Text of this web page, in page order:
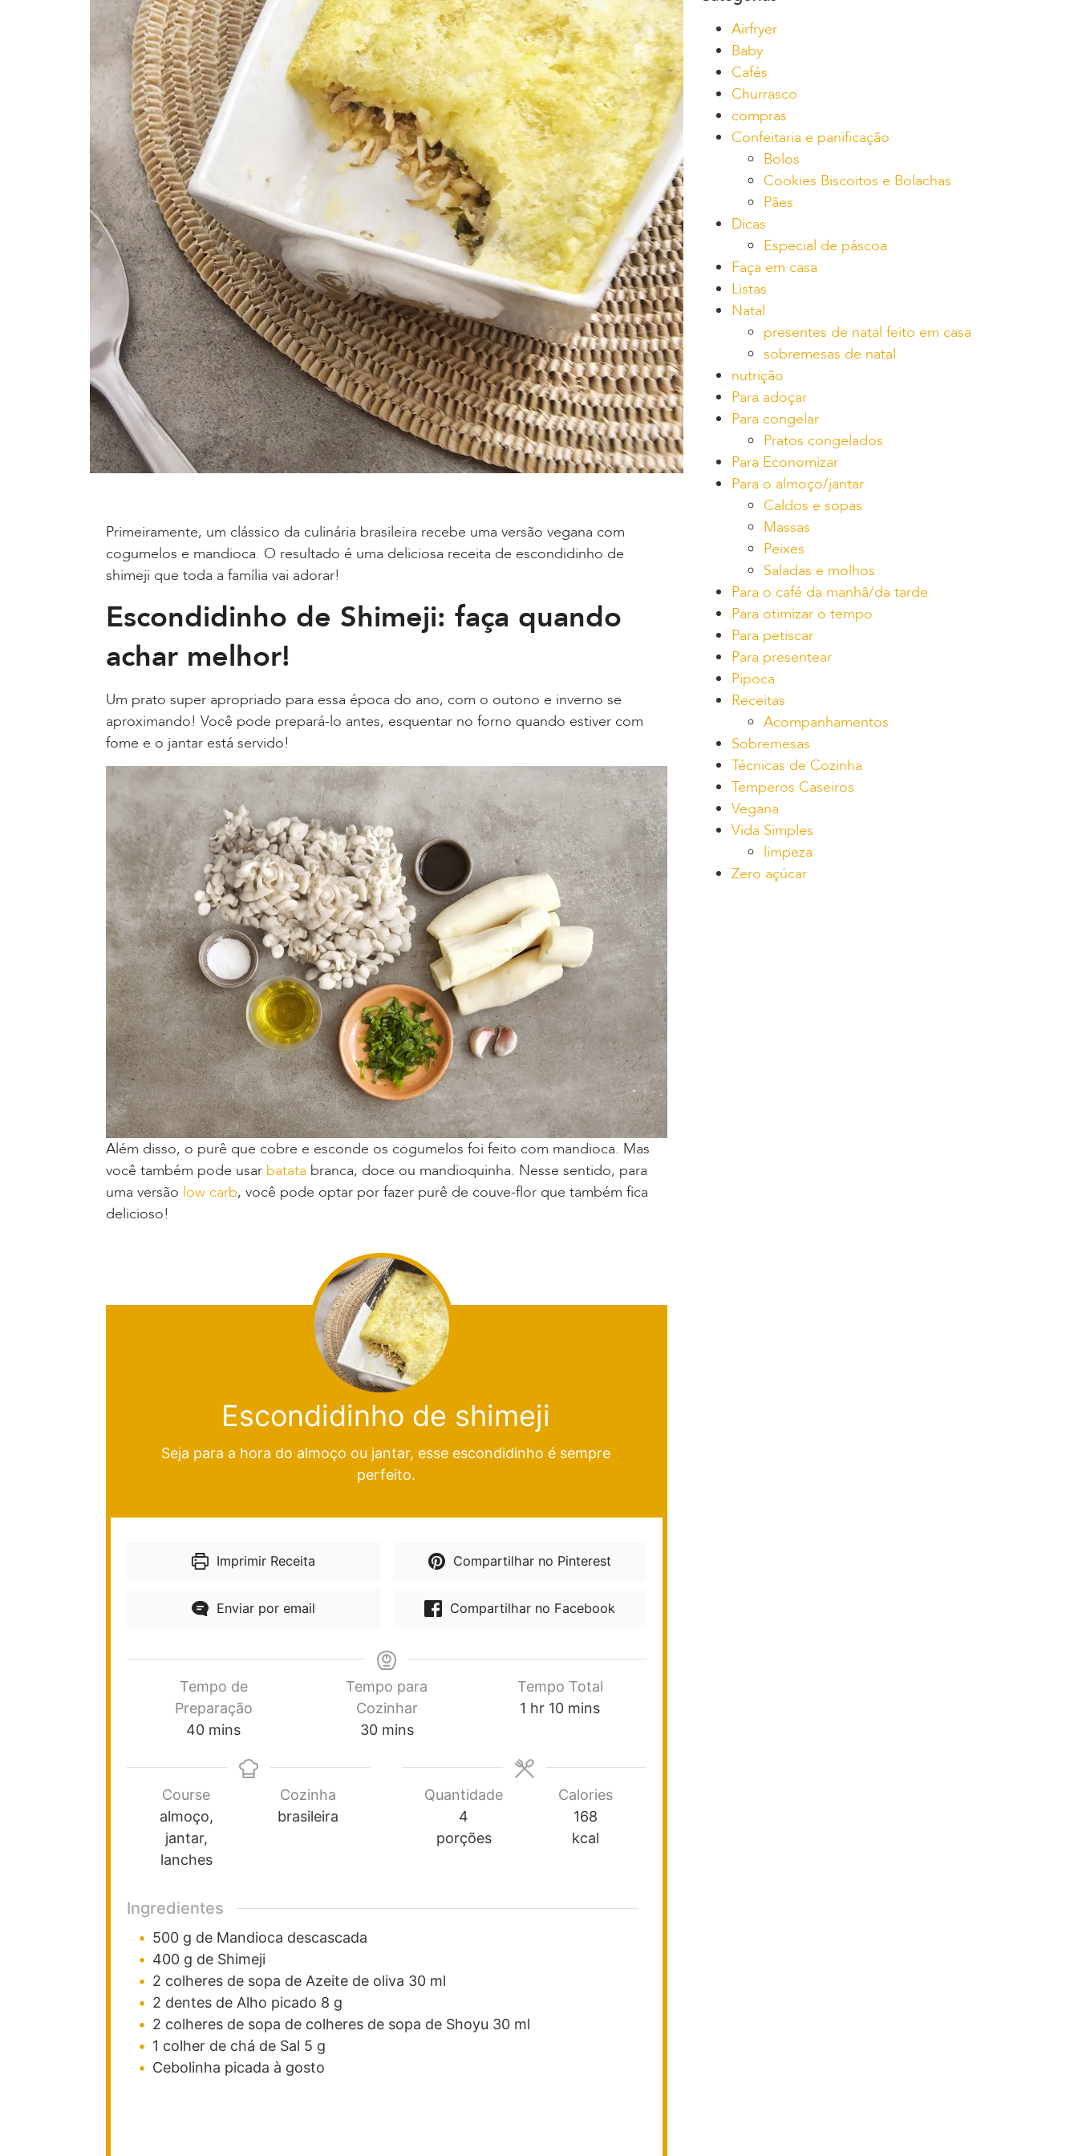
Primeiramente, um clássico da culinária brasileira recebe uma versão vegana com
cogumelos e mandioca. O resultado é uma deliciosa receita de escondidinho de
shimeji que toda a família vai adorar!
Escondidinho de Shimeji: faça quando
achar melhor!
Um prato super apropriado para essa época do ano, com o outono e inverno se
aproximando! Você pode prepará-lo antes, esquentar no forno quando estiver com
fome e o jantar está servido!
Além disso, o purê que cobre e esconde os cogumelos foi feito com mandioca. Mas
você também pode usar batata branca, doce ou mandioquinha. Nesse sentido, para
uma versão low carb, você pode optar por fazer purê de couve-flor que também fica
delicioso!
Escondidinho de shimeji
Seja para a hora do almoço ou jantar, esse escondidinho é sempre
perfeito.
Imprimir Receita Compartilhar no Pinterest
Enviar por email Compartilhar no Facebook
Tempo de
Preparação
40 mins
Tempo para
Cozinhar
30 mins
Tempo Total
1 hr 10 mins
Course
almoço,
jantar,
lanches
Cozinha
brasileira
Quantidade
4
porções
Calories
168
kcal
Ingredientes
500 g de Mandioca descascada
400 g de Shimeji
2 colheres de sopa de Azeite de oliva 30 ml
2 dentes de Alho picado 8 g
2 colheres de sopa de colheres de sopa de Shoyu 30 ml
1 colher de chá de Sal 5 g
Cebolinha picada à gosto
Airfryer
Baby
Cafés
Churrasco
compras
Confeitaria e panificação
Bolos
Cookies Biscoitos e Bolachas
Pães
Dicas
Especial de páscoa
Faça em casa
Listas
Natal
presentes de natal feito em casa
sobremesas de natal
nutrição
Para adoçar
Para congelar
Pratos congelados
Para Economizar
Para o almoço/jantar
Caldos e sopas
Massas
Peixes
Saladas e molhos
Para o café da manhã/da tarde
Para otimizar o tempo
Para petiscar
Para presentear
Pipoca
Receitas
Acompanhamentos
Sobremesas
Técnicas de Cozinha
Temperos Caseiros
Vegana
Vida Simples
limpeza
Zero açúcar